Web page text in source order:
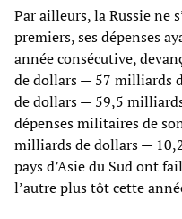
Par ailleurs, la Russie ne
premiers, ses dépenses
année consécutive,
de dollars — 57 milliards
de dollars — 59,5
dépenses militaires de
milliards de dollars —
pays d’Asie du Sud ont
l’autre plus tôt cette